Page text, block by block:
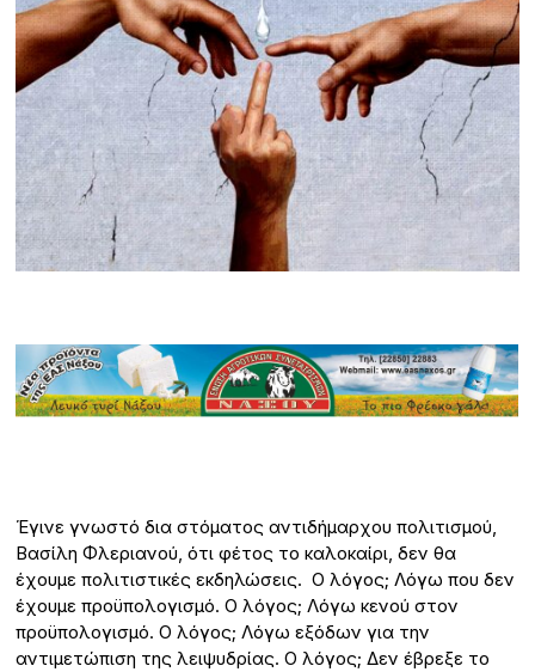
Έγινε γνωστό δια στόματος αντιδήμαρχου πολιτισμού,
Βασίλη Φλεριανού, ότι φέτος το καλοκαίρι, δεν θα
έχουμε πολιτιστικές εκδηλώσεις. Ο λόγος; Λόγω που δεν
έχουμε προϋπολογισμό. Ο λόγος; Λόγω κενού στον
προϋπολογισμό. Ο λόγος; Λόγω εξόδων για την
αντιμετώπιση της λειψυδρίας. Ο λόγος; Δεν έβρεξε το